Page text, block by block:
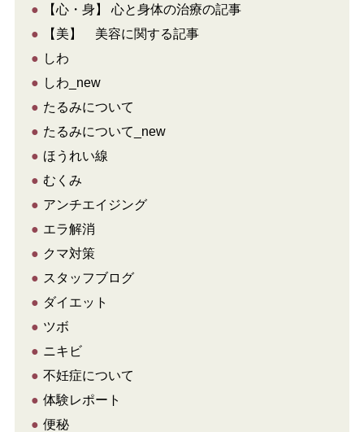
●
【心・身】 心と身体の治療の記事
●
【美】 美容に関する記事
● しわ
● しわ_new
● たるみについて
● たるみについて_new
● ほうれい線
● むくみ
● アンチエイジング
● エラ解消
● クマ対策
● スタッフブログ
● ダイエット
● ツボ
● ニキビ
● 不妊症について
● 体験レポート
● 便秘